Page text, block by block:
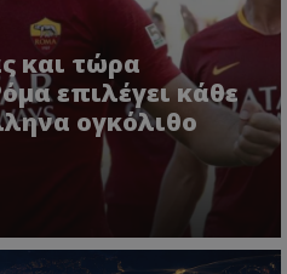
και τώρα
επιλέγει κάθε
ογκόλιθο